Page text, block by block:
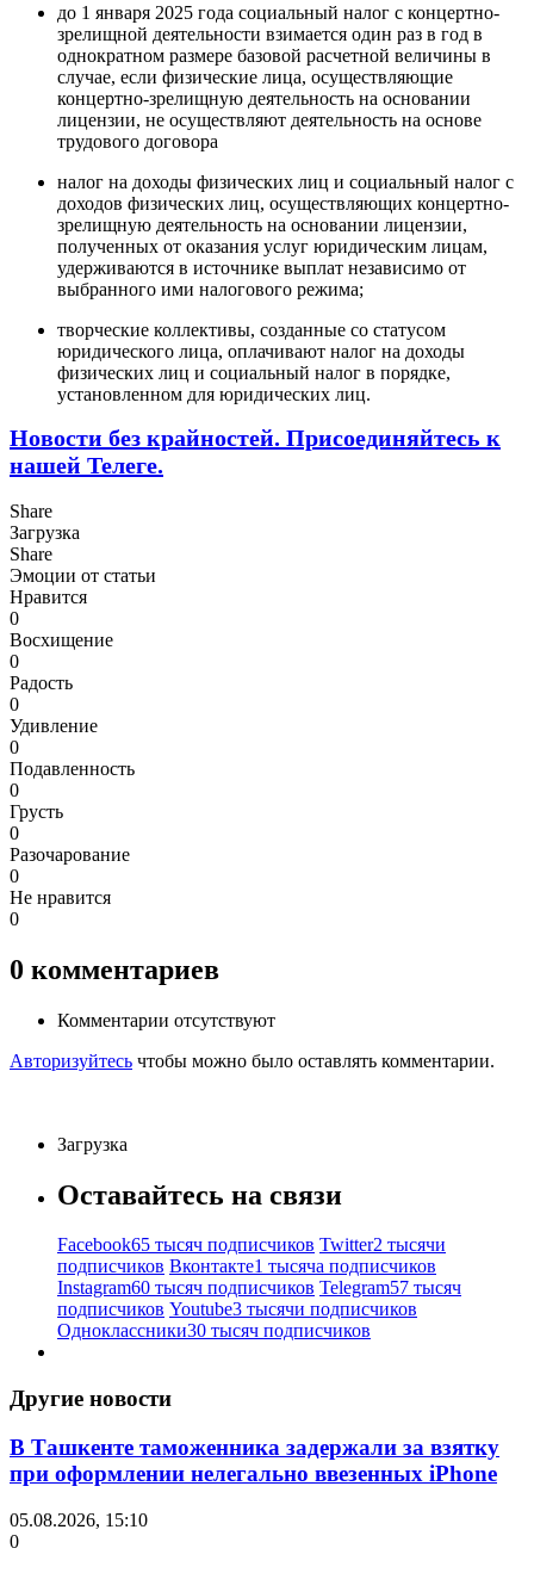
до 1 января 2025 года социальный налог с концертно-
зрелищной деятельности взимается один раз в год в
однократном размере базовой расчетной величины в
случае, если физические лица, осуществляющие
концертно-зрелищную деятельность на основании
лицензии, не осуществляют деятельность на основе
трудового договора
налог на доходы физических лиц и социальный налог с
доходов физических лиц, осуществляющих концертно-
зрелищную деятельность на основании лицензии,
полученных от оказания услуг юридическим лицам,
удерживаются в источнике выплат независимо от
выбранного ими налогового режима;
творческие коллективы, созданные со статусом
юридического лица, оплачивают налог на доходы
физических лиц и социальный налог в порядке,
установленном для юридических лиц.
Новости без крайностей. Присоединяйтесь к
нашей Телеге.
Share
Загрузка
Share
Эмоции от статьи
Нравится
0
Восхищение
0
Радость
0
Удивление
0
Подавленность
0
Грусть
0
Разочарование
0
Не нравится
0
0 комментариев
Комментарии отсутствуют
Авторизуйтесь чтобы можно было оставлять комментарии.
Загрузка
Оставайтесь на связи
Facebook65 тысяч подписчиков Twitter2 тысячи
подписчиков Вконтакте1 тысяча подписчиков
Instagram60 тысяч подписчиков Telegram57 тысяч
подписчиков Youtube3 тысячи подписчиков
Одноклассники30 тысяч подписчиков
Другие новости
В Ташкенте таможенника задержали за взятку
при оформлении нелегально ввезенных iPhone
05.08.2026, 15:10
0